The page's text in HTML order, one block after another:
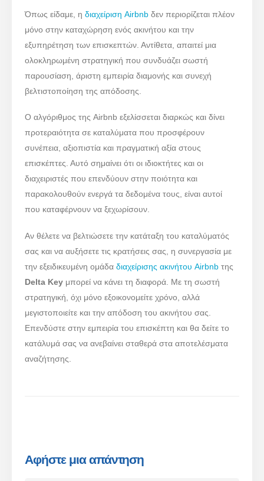
Όπως είδαμε, ηδιαχείριση Airbnb δεν περιορίζεται πλέον
μόνο στην καταχώρηση ενός ακινήτου και την
εξυπηρέτηση των επισκεπτών. Αντίθετα, απαιτεί μια
ολοκληρωμένη στρατηγική που συνδυάζει σωστή
παρουσίαση, άριστη εμπειρία διαμονής και συνεχή
βελτιστοποίηση της απόδοσης.
Ο αλγόριθμος της Airbnb εξελίσσεται διαρκώς και δίνει
προτεραιότητα σε καταλύματα που προσφέρουν
συνέπεια, αξιοπιστία και πραγματική αξία στους
επισκέπτες. Αυτό σημαίνει ότι οι ιδιοκτήτες και οι
διαχειριστές που επενδύουν στην ποιότητα και
παρακολουθούν ενεργά τα δεδομένα τους, είναι αυτοί
που καταφέρνουν να ξεχωρίσουν.
Αν θέλετε να βελτιώσετε την κατάταξη του καταλύματός
σας και να αυξήσετε τις κρατήσεις σας, η συνεργασία με
την εξειδικευμένη ομάδαδιαχείρισης ακινήτου Airbnb της
Delta Key μπορεί να κάνει τη διαφορά. Με τη σωστή
στρατηγική, όχι μόνο εξοικονομείτε χρόνο, αλλά
μεγιστοποιείτε και την απόδοση του ακινήτου σας.
Επενδύστε στην εμπειρία του επισκέπτη και θα δείτε το
κατάλυμά σας να ανεβαίνει σταθερά στα αποτελέσματα
αναζήτησης.
Αφήστε μια απάντηση